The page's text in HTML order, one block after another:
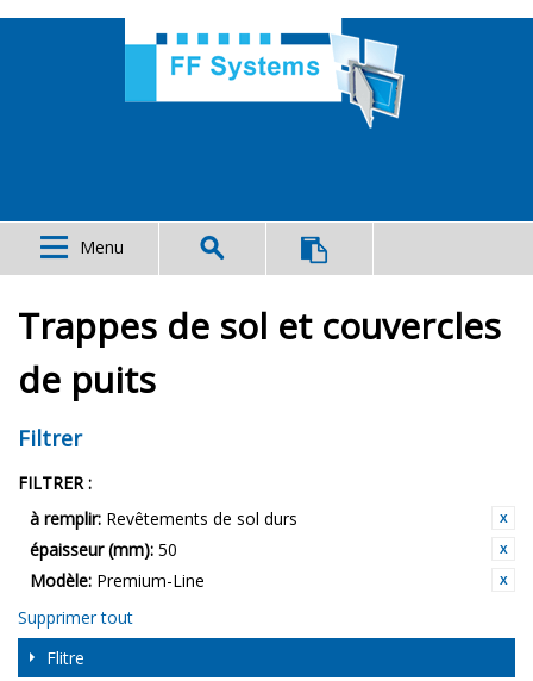
Menu
Trappes de sol et couvercles
de puits
Filtrer
FILTRER :
à remplir: Revêtements de sol durs
épaisseur (mm): 50
Modèle: Premium-Line
Supprimer tout
Flitre